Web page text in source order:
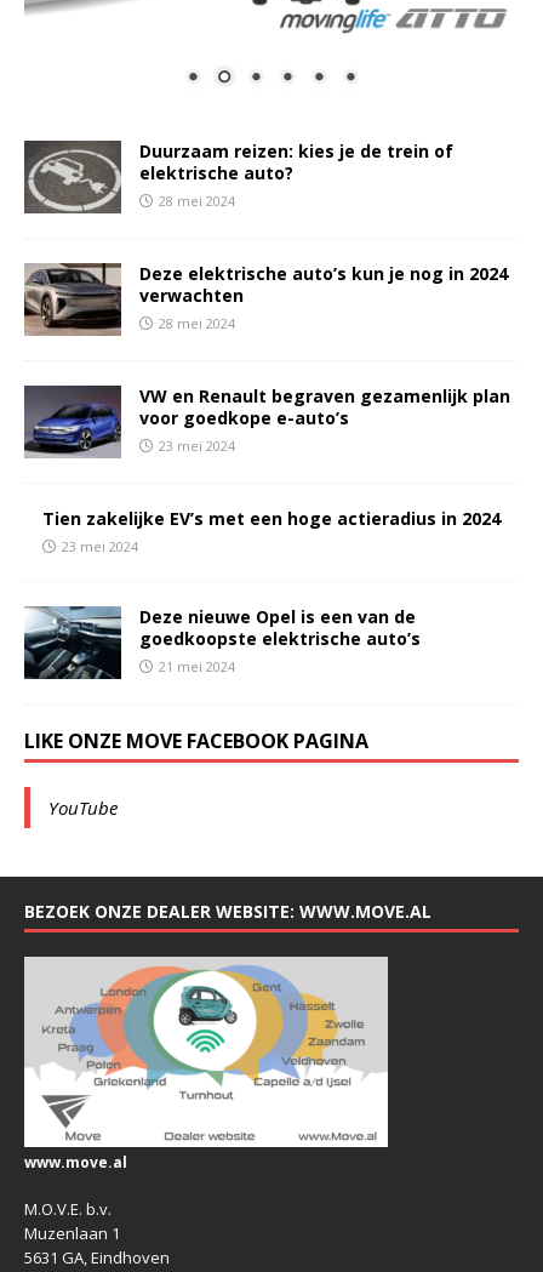
Duurzaam reizen: kies je de trein of
elektrische auto?
28 mei 2024
Deze elektrische auto’s kun je nog in 2024
verwachten
28 mei 2024
VW en Renault begraven gezamenlijk plan
voor goedkope e-auto’s
23 mei 2024
Tien zakelijke EV’s met een hoge actieradius in 2024
23 mei 2024
Deze nieuwe Opel is een van de
goedkoopste elektrische auto’s
21 mei 2024
LIKE ONZE MOVE FACEBOOK PAGINA
YouTube
BEZOEK ONZE DEALER WEBSITE: WWW.MOVE.AL
www.move.al
M.O.V.E. b.v.
Muzenlaan 1
5631 GA, Eindhoven